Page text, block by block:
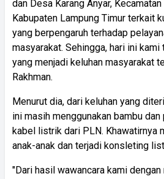
dan Desa Karang Anyar,
Kabupaten Lampung Timur terkait
yang berpengaruh terhadap
masyarakat. Sehingga, hari ini
yang menjadi keluhan masyarakat
Rakhman.
Menurut dia, dari keluhan yang
ini masih menggunakan bambu
kabel listrik dari PLN. Khawatirnya
anak-anak dan terjadi konsleting
"Dari hasil wawancara kami